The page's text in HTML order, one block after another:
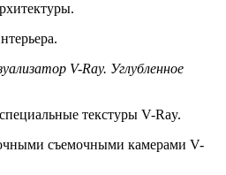
V-Ray. Углубленное
текстуры V-Ray.
съемочными камерами V-